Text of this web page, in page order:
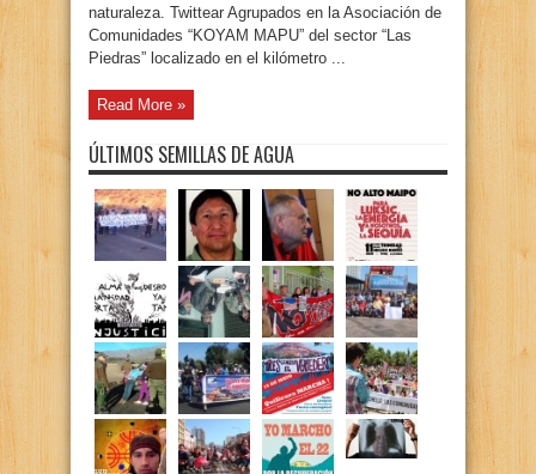
naturaleza. Twittear Agrupados en la Asociación de
Comunidades “KOYAM MAPU” del sector “Las
Piedras” localizado en el kilómetro ...
Read More »
ÚLTIMOS SEMILLAS DE AGUA